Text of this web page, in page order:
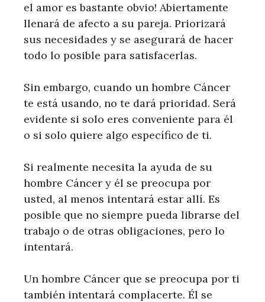
el amor es bastante obvio! Abiertamente
llenará de afecto a su pareja. Priorizará
sus necesidades y se asegurará de hacer
todo lo posible para satisfacerlas.
Sin embargo, cuando un hombre Cáncer
te está usando, no te dará prioridad. Será
evidente si solo eres conveniente para él
o si solo quiere algo específico de ti.
Si realmente necesita la ayuda de su
hombre Cáncer y él se preocupa por
usted, al menos intentará estar allí. Es
posible que no siempre pueda librarse del
trabajo o de otras obligaciones, pero lo
intentará.
Un hombre Cáncer que se preocupa por ti
también intentará complacerte. Él se